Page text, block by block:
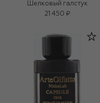
Шелковый галстук
21 450 ₽